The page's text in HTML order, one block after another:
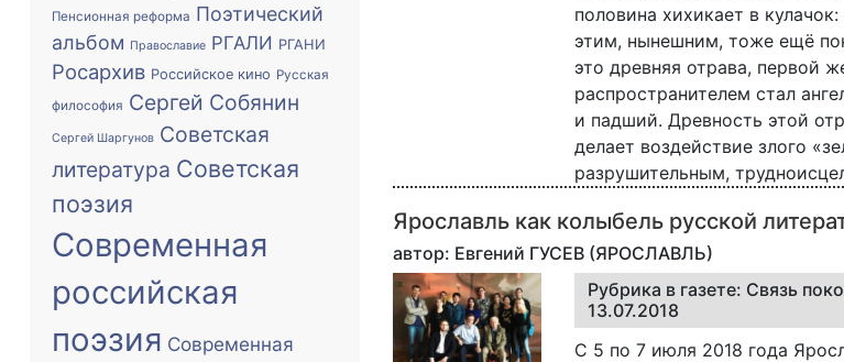
Пенсионная реформа Поэтический
альбом Православие РГАЛИ РГАНИ
Росархив Российское кино Русская
философия Сергей Собянин
Сергей Шаргунов Советская
литература Советская
поэзия
Современная
российская
поэзия Современная
половина хихикает в
этим, нынешним, тоже ещё
это древняя отрава, первой
распространителем стал
и падший. Древность этой
делает воздействие злого
разрушительным,
Ярославль как колыбель русской
автор: Евгений ГУСЕВ (ЯРОСЛАВЛЬ)
Рубрика в газете: Связь
13.07.2018
С 5 по 7 июля 2018 года